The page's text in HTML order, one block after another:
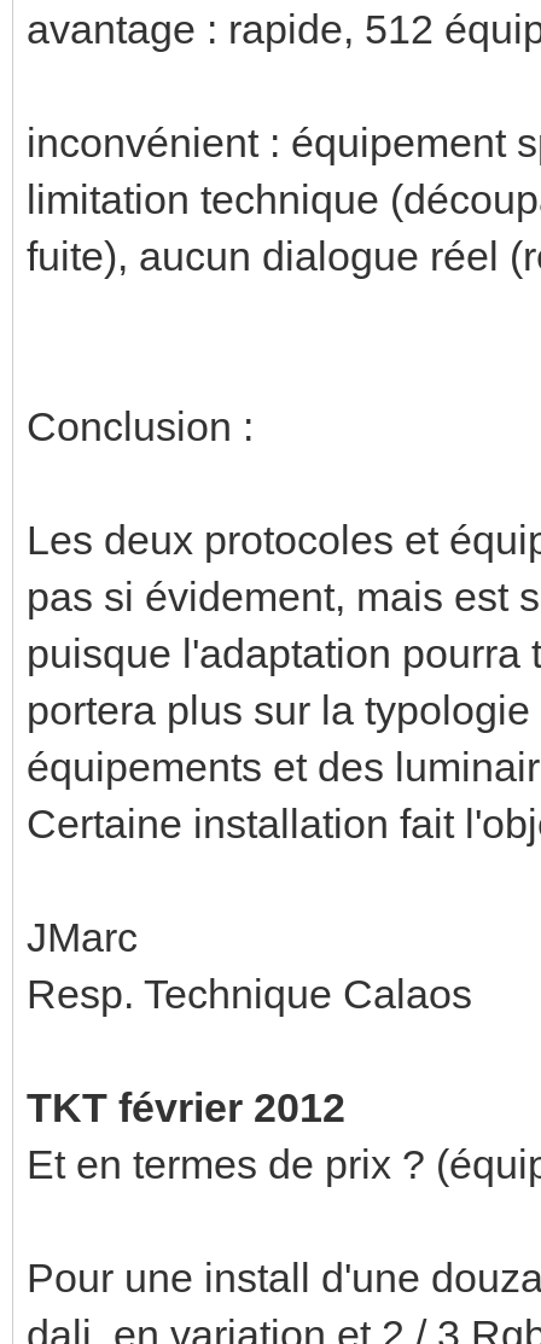
avantage : rapide, 512
inconvénient : équipement
limitation technique
fuite), aucun dialogue réel
Conclusion :
Les deux protocoles et
pas si évidement, mais est
puisque l'adaptation pourra
portera plus sur la
équipements et des
Certaine installation fait
JMarc
Resp. Technique Calaos
TKT février 2012
Et en termes de prix ?
Pour une install d'une
dali, en variation et 2 / 3